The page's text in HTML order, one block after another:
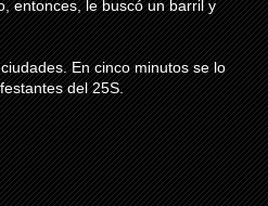
entonces, le buscó un barril y
En cinco minutos se lo
del 25S.